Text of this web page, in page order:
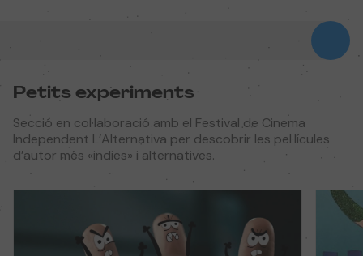
Petits experiments
Secció en col·laboració amb el Festival de Cinema
Independent L’Alternativa per descobrir les pel·lícules
d’autor més «indies» i alternatives.